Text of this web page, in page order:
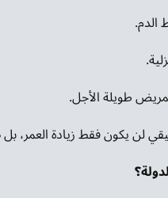
الدم.
طويلة الأجل.
لن يكون فقط زيادة